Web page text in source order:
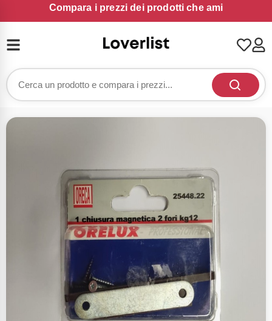
Compara i prezzi dei prodotti che ami